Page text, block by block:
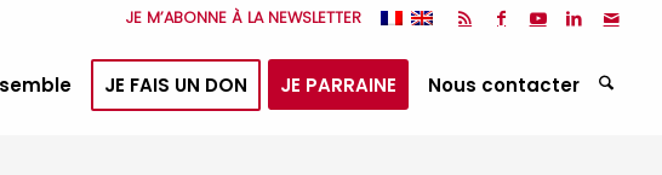
JE M’ABONNE À LA NEWSLETTER
JE FAIS UN DON JE PARRAINE Nous contacter